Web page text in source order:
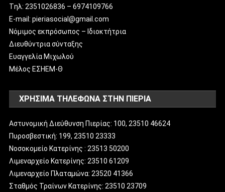
Tηλ: 2351026836 – 6974109766
E-mail: pieriasocial@gmail.com
Νόμιμος εκπρόσωπος – Ιδιοκτήτρια
Διευθύντρια σύνταξης
Ευαγγελία Μιχωλού
Μέλος ΕΣΗΕΜ-Θ
ΧΡΗΣΙΜΑ ΤΗΛΕΦΩΝΑ ΣΤΗΝ ΠΙΕΡΙΑ
Αστυνομική Διεύθυνση Πιερίας: 100, 23510 46624
Πυροσβεστική: 199, 23510 23333
Νοσοκομείο Κατερίνης : 23513 50200
Λιμεναρχείο Κατερίνης: 23510 61209
Λιμεναρχείο Πλαταμώνα: 23520 41366
Σταθμός Τραίνων Κατερίνης: 23510 23709